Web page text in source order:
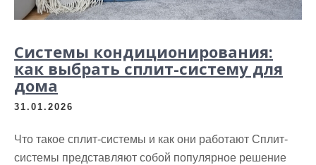
Системы кондиционирования:
как выбрать сплит-систему для
дома
31.01.2026
Что такое сплит-системы и как они работают Сплит-
системы представляют собой популярное решение